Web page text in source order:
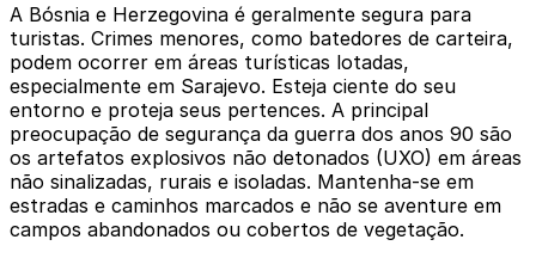
A Bósnia e Herzegovina é geralmente segura para
turistas. Crimes menores, como batedores de carteira,
podem ocorrer em áreas turísticas lotadas,
especialmente em Sarajevo. Esteja ciente do seu
entorno e proteja seus pertences. A principal
preocupação de segurança da guerra dos anos 90 são
os artefatos explosivos não detonados (UXO) em áreas
não sinalizadas, rurais e isoladas. Mantenha-se em
estradas e caminhos marcados e não se aventure em
campos abandonados ou cobertos de vegetação.